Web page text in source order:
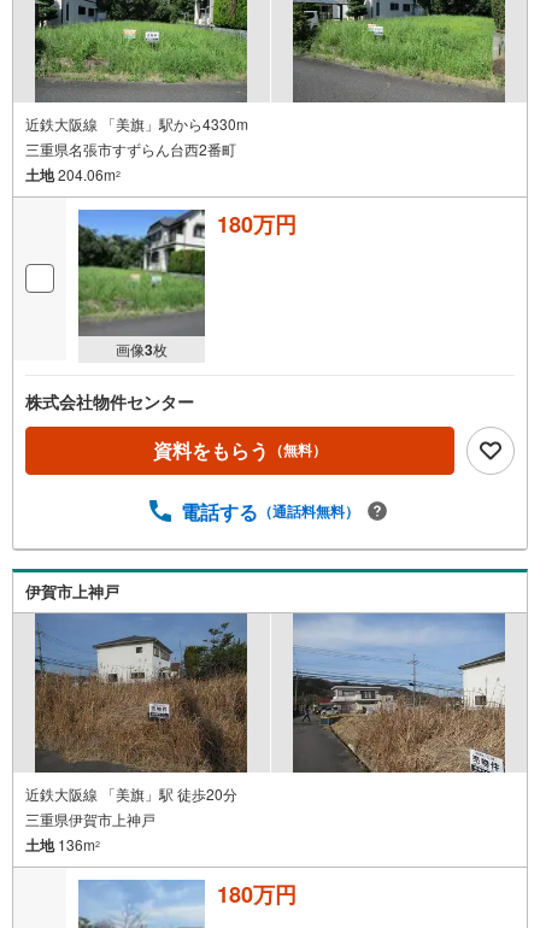
近鉄大阪線 「美旗」駅から4330m
三重県名張市すずらん台西2番町
土地204.06m2
画像3枚
180万円
株式会社物件センター
資料をもらう （無料）
電話する （通話料無料）
伊賀市上神戸
近鉄大阪線 「美旗」駅 徒歩20分
三重県伊賀市上神戸
土地136m2
180万円